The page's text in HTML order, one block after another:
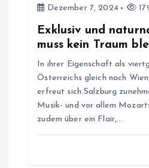
Dezember 7, 2024
Exklusiv und
muss kein Traum
In ihrer Eigenschaft als
Österreichs gleich nach
erfreut sich Salzburg
Musik- und vor allem
zudem über ein Flair,…